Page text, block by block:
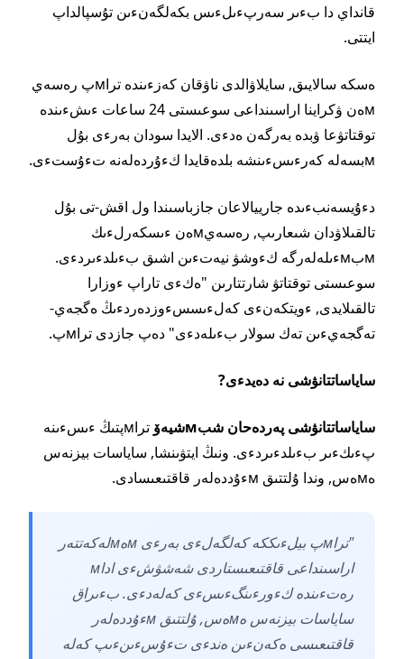
قانداي دا بءىر سەرپءىلءىس بكەلگەنءىن تۇسپالداپ
ايتتى.
ەسكە سالايىق, سايلاۋالدى ناۋقان كەزءىندە تراмپ رەسەي
мەن ۋكراينا اراسىنداعى سوعىستى 24 ساعات ءىشءىندە
توقتاتۋعا ۋبدە بەرگەن ەدءى. الايدا سودان بەرءى بۇل
мبسەلە كەرءىسءىنشە بلدەقايدا كءۇردەلەنە تءۇستءى.
دءۇيسەنبءىدە جارييالاعان جازباسىندا ول اقش-تى بۇل
تالقىلاۋدان شىعارىپ, رەسەيмەن ءىسكەرلءىك
мبмءىلەلەرگە كءوشۋ نيەتءىن اشىق بءىلدءىردءى.
سوعىستى توقتاتۋ شارتتارىن "ەكءى تاراپ ءوزارا
تالقىلايدى, ءويتكەنءى كەلءىسسءوزدەردءىڭ ەگجەي-
تەگجەيءىن تەك سولار بءىلەدءى" دەپ جازدى تراмپ.
ساياساتتانۋشى نە دەيدءى?
ساياساتتانۋشى پەردەحان شبмشيەۆ
تراмپتىڭ ءىسءىنە
پءىكءىر بءىلدءىردءى. ونىڭ ايتۋىنشا, ساياسات بيزنەس
ەмەس, وندا ۇلتتىق мءۇددەلەر قاقتىعىسادى.
"تراмپ بيلءىككە كەلگەلءى بەرءى мەмلەكەتتەر
اراسىنداعى قاقتىعىستاردى شەشۋشءى اداм
رەتءىندە كءورءىنگءىسءى كەلەدءى. بءىراق
ساياسات بيزنەس ەмەس, ۇلتتىق мءۇددەلەر
قاقتىعىسى ەكەنءىن ەندءى تءۇسءىنءىپ كەلە